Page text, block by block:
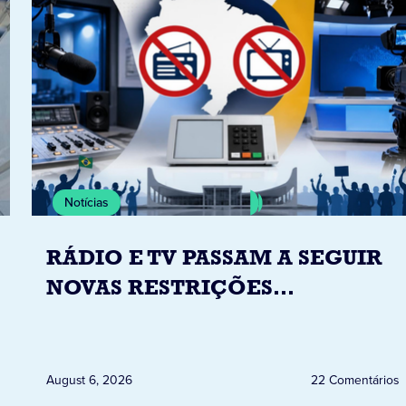
Notícias
RÁDIO E TV PASSAM A SEGUIR
NOVAS RESTRIÇÕES
August 6, 2026 22 Comentários